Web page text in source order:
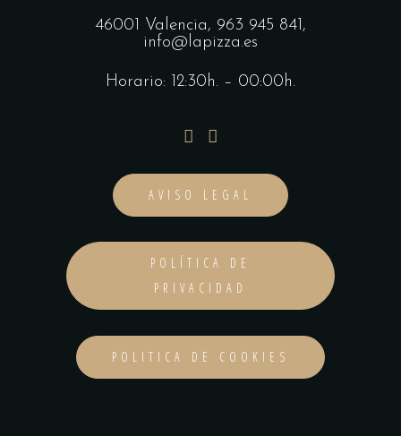
46001 Valencia, 963 945 841 ,
info@lapizza.es
Horario: 12:30h. – 00:00h.
AVISO LEGAL
POLÍTICA DE
PRIVACIDAD
POLITICA DE COOKIES